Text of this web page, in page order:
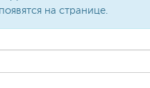
на странице.